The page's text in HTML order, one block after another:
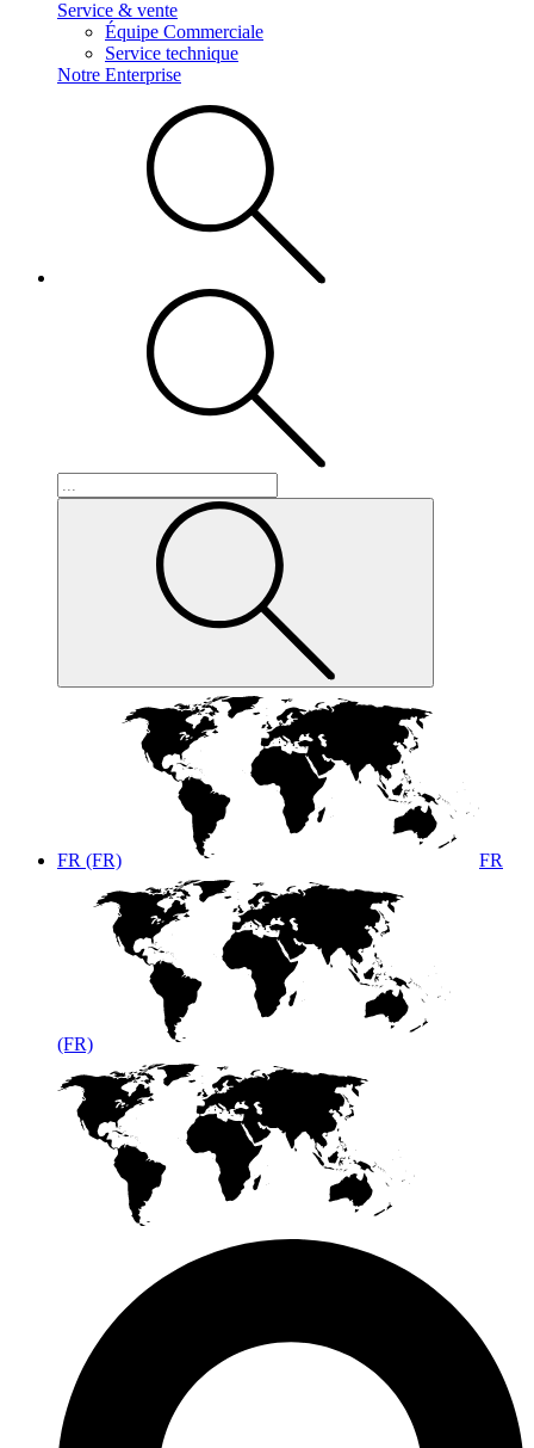
Service & vente
Équipe Commerciale
Service technique
Notre Enterprise
FR (FR) FR
(FR)